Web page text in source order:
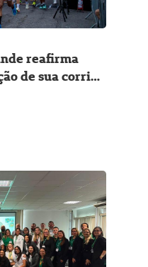
reafirma
de sua corrida